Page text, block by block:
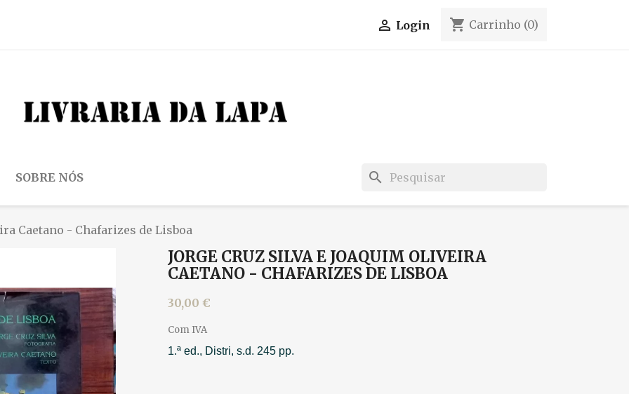
 Login shopping_cart Carrinho (0)
SOBRE NÓS search
Caetano - Chafarizes de Lisboa
JORGE CRUZ SILVA E JOAQUIM OLIVEIRA
CAETANO - CHAFARIZES DE LISBOA
30,00 €
Com IVA
1.ª ed., Distri, s.d. 245 pp.